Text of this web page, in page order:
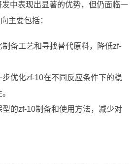
中表现出显著的优势，但仍面临一
主要包括：
制备工艺和寻找替代原料，降低zf-
步优化zf-10在不同反应条件下的稳
型的zf-10制备和使用方法，减少对